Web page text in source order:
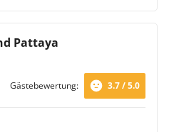
Pattaya
Gästebewertung: 3.7 / 5.0